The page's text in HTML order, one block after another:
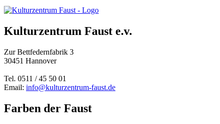
Kulturzentrum Faust e.v.
Zur Bettfedernfabrik 3
30451 Hannover
Tel. 0511 / 45 50 01
Email: info@kulturzentrum-faust.de
Farben der Faust